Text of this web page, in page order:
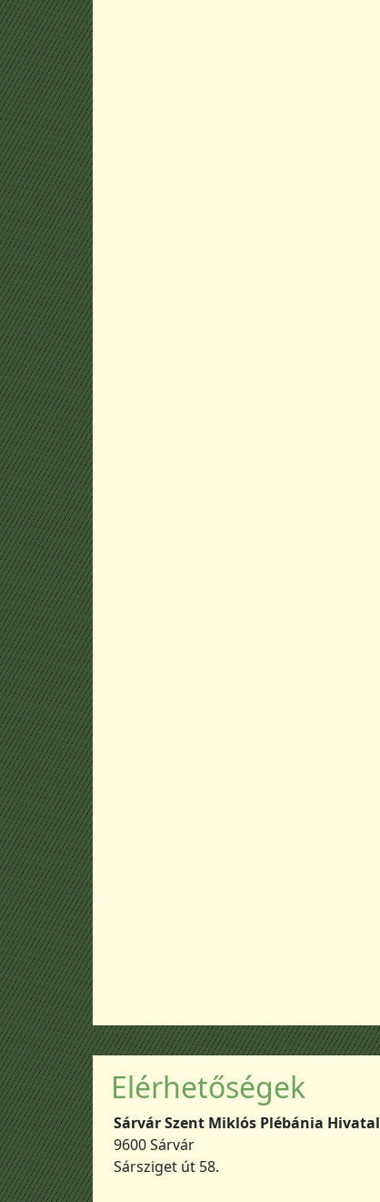
Elérhetőségek
Sárvár Szent Miklós Plébánia Hivatal
9600 Sárvár
Sársziget út 58.